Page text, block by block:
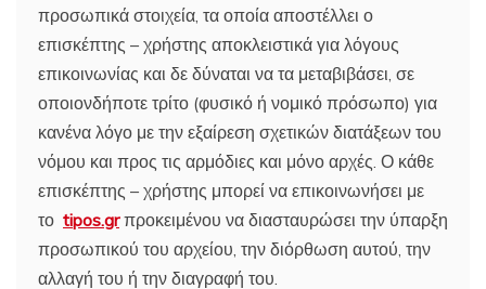
προσωπικά στοιχεία, τα οποία αποστέλλει ο
επισκέπτης – χρήστης αποκλειστικά για λόγους
επικοινωνίας και δε δύναται να τα μεταβιβάσει, σε
οποιονδήποτε τρίτο (φυσικό ή νομικό πρόσωπο) για
κανένα λόγο με την εξαίρεση σχετικών διατάξεων του
νόμου και προς τις αρμόδιες και μόνο αρχές. Ο κάθε
επισκέπτης – χρήστης μπορεί να επικοινωνήσει με
το tipos.grπροκειμένου να διασταυρώσει την ύπαρξη
προσωπικού του αρχείου, την διόρθωση αυτού, την
αλλαγή του ή την διαγραφή του.